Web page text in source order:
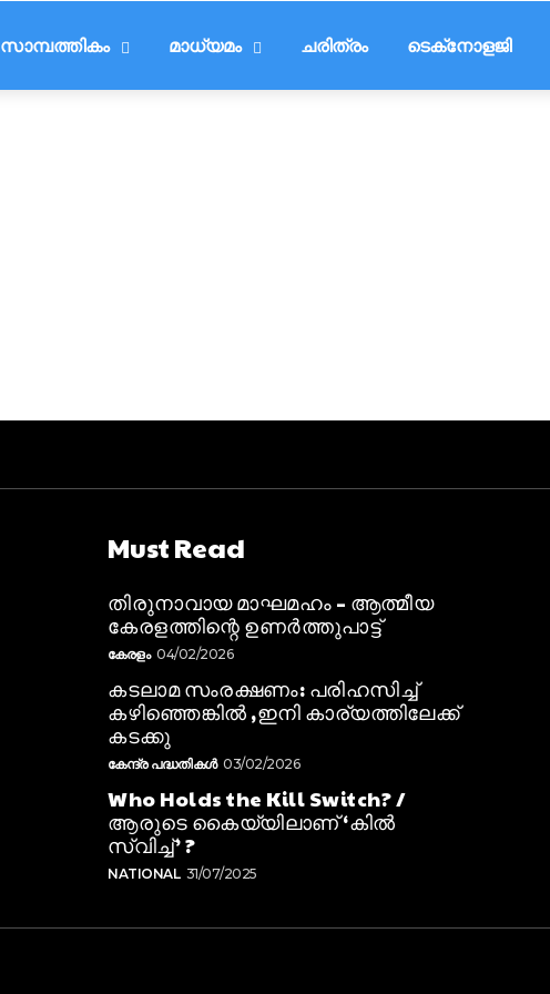
സാമ്പത്തികം മാധ്യമം ചരിത്രം ടെക്‌നോളജി
Must Read
തിരുനാവായ മാഘമഹം – ആത്മീയ
കേരളത്തിന്റെ ഉണർത്തുപാട്ട്
കേരളം 04/02/2026
കടലാമ സംരക്ഷണം: പരിഹസിച്ച്
കഴിഞ്ഞെങ്കിൽ ,ഇനി കാര്യത്തിലേക്ക്
കടക്കു
കേന്ദ്ര പദ്ധതികൾ 03/02/2026
Who Holds the Kill Switch? /
ആരുടെ കൈയ്യിലാണ് ‘കിൽ
സ്വിച്ച്’ ?
NATIONAL 31/07/2025